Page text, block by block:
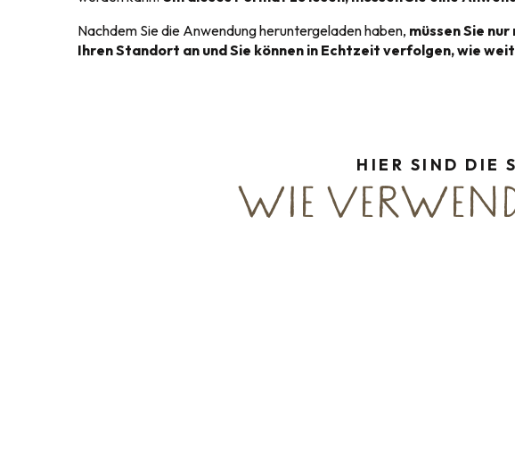
Nachdem Sie die Anwendung heruntergeladen haben, müssen Sie
Ihren Standort an und Sie können in Echtzeit verfolgen, wie
HIER SIND DIE
WIE